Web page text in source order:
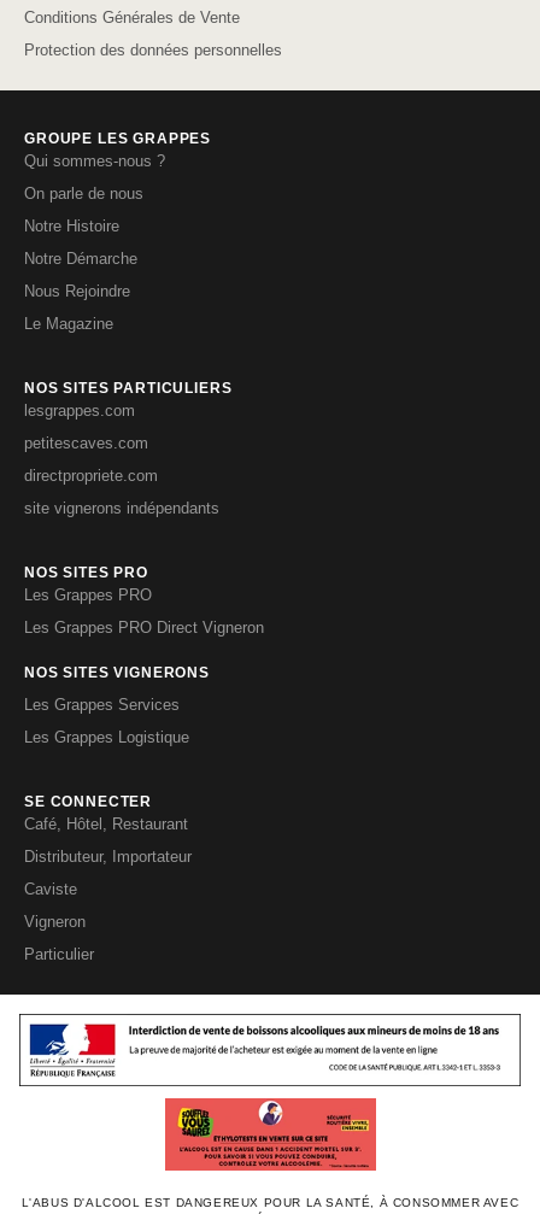
Conditions Générales de Vente
Protection des données personnelles
GROUPE LES GRAPPES
Qui sommes-nous ?
On parle de nous
Notre Histoire
Notre Démarche
Nous Rejoindre
Le Magazine
NOS SITES PARTICULIERS
lesgrappes.com
petitescaves.com
directpropriete.com
site vignerons indépendants
NOS SITES PRO
Les Grappes PRO
Les Grappes PRO Direct Vigneron
NOS SITES VIGNERONS
Les Grappes Services
Les Grappes Logistique
SE CONNECTER
Café, Hôtel, Restaurant
Distributeur, Importateur
Caviste
Vigneron
Particulier
L'ABUS D'ALCOOL EST DANGEREUX POUR LA SANTÉ, À CONSOMMER AVEC